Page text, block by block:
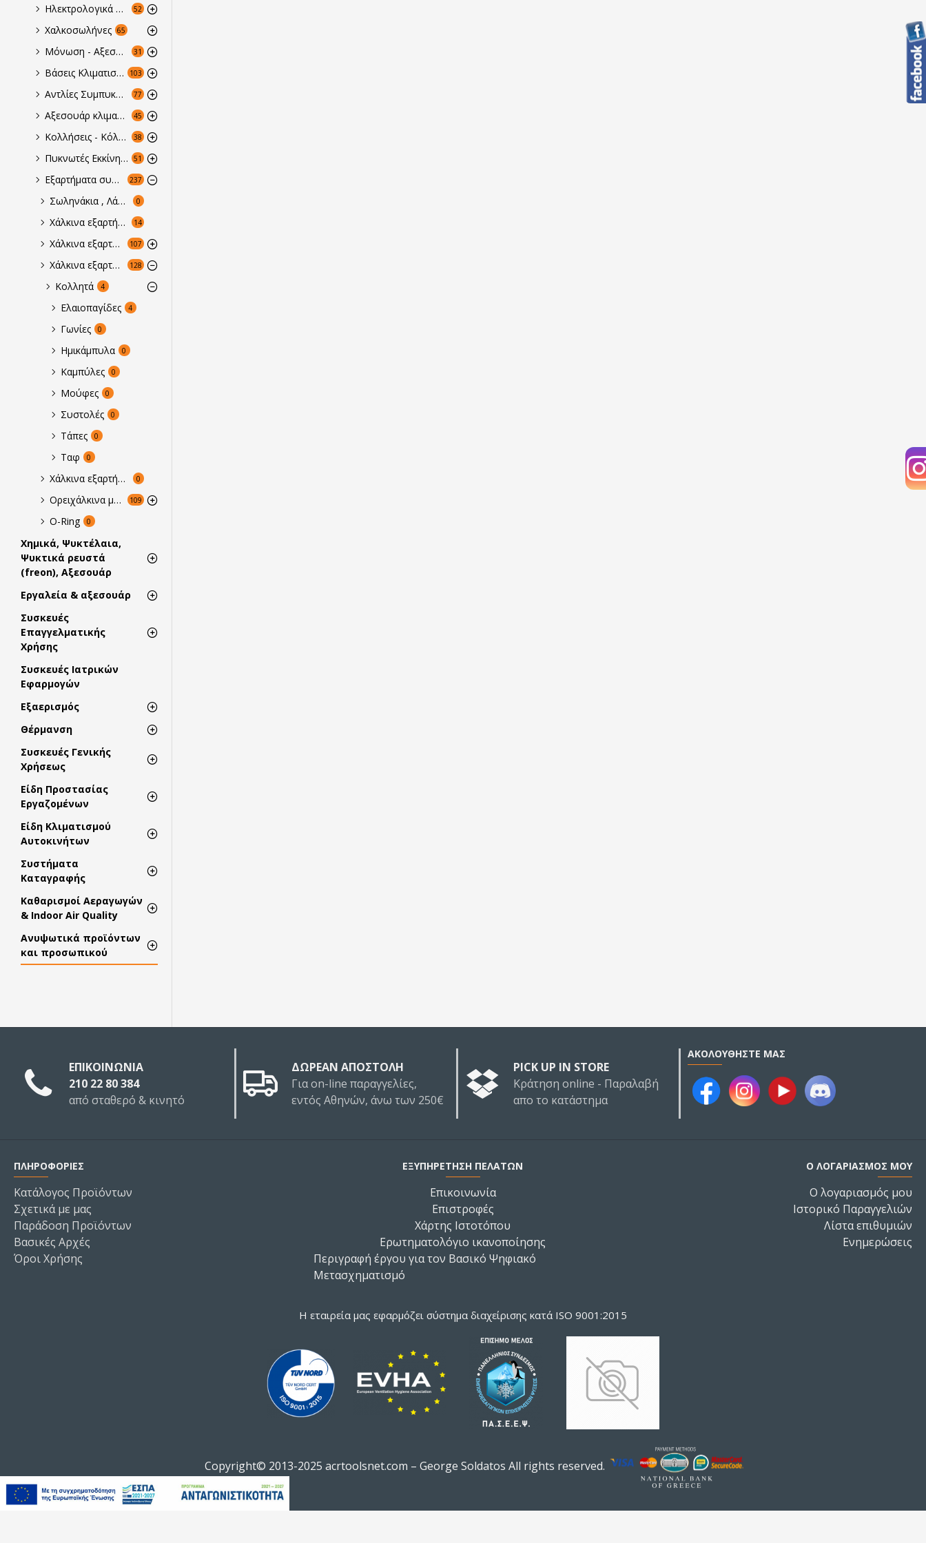
Ηλεκτρολογικά αναλώσιμα & αξεσουάρ 52
Χαλκοσωλήνες 65
Μόνωση - Αξεσουάρ 31
Βάσεις Κλιματιστικών 103
Αντλίες Συμπυκνωμάτων 77
Αξεσουάρ κλιματιστικών 45
Κολλήσεις - Κόλλες - Σφραγιστικά 38
Πυκνωτές Εκκίνησης & Λειτουργίας 51
Εξαρτήματα συνδέσεως σωληνώσεων 237
Σωληνάκια , Λάστιχα , Εξαρτήματα & λύσεις για σύνδεση αυτοματισμών Ψύξης & Κλιματισμού HVAC & R 0
Χάλκινα εξαρτήματα ''Κουμπωτά'' σε ίντσα 14
Χάλκινα εξαρτήματα ''πρεσαριστά'' RLS 107
Χάλκινα εξαρτήματα ''κολλητά'' σε ίντσα 128
Κολλητά 4
Ελαιοπαγίδες 4
Γωνίες 0
Ημικάμπυλα 0
Καμπύλες 0
Μούφες 0
Συστολές 0
Τάπες 0
Ταφ 0
Χάλκινα εξαρτήματα ''κολλητά'' σε χιλιοστά 0
Ορειχάλκινα μπρούτζινα εξαρτήματα 109
O-Ring 0
Χημικά, Ψυκτέλαια,
Ψυκτικά ρευστά
(freon), Αξεσουάρ
Εργαλεία & αξεσουάρ
Συσκευές
Επαγγελματικής
Χρήσης
Συσκευές Ιατρικών
Εφαρμογών
Εξαερισμός
Θέρμανση
Συσκευές Γενικής
Χρήσεως
Είδη Προστασίας
Εργαζομένων
Είδη Κλιματισμού
Αυτοκινήτων
Συστήματα
Καταγραφής
Καθαρισμοί Αεραγωγών
& Indoor Air Quality
Ανυψωτικά προϊόντων
και προσωπικού
ΕΠΙΚΟΙΝΩΝΙΑ
210 22 80 384
από σταθερό & κινητό
ΔΩΡΕΑΝ ΑΠΟΣΤΟΛΗ
Για on-line παραγγελίες,
εντός Αθηνών, άνω των 250€
PICK UP IN STORE
Κράτηση online - Παραλαβή
απο το κατάστημα
ΑΚΟΛΟΥΘΉΣΤΕ ΜΑΣ
ΠΛΗΡΟΦΟΡΙΕΣ
Κατάλογος Προϊόντων
Σχετικά με μας
Παράδοση Προϊόντων
Βασικές Αρχές
Όροι Χρήσης
ΕΞΥΠΗΡΕΤΗΣΗ ΠΕΛΑΤΩΝ
Επικοινωνία
Επιστροφές
Χάρτης Ιστοτόπου
Ερωτηματολόγιο ικανοποίησης
Περιγραφή έργου για τον Βασικό Ψηφιακό
Μετασχηματισμό
Ο ΛΟΓΑΡΙΑΣΜΌΣ ΜΟΥ
Ο λογαριασμός μου
Ιστορικό Παραγγελιών
Λίστα επιθυμιών
Ενημερώσεις
Η εταιρεία μας εφαρμόζει σύστημα διαχείρισης κατά ISO 9001:2015
Copyright© 2013-2025 acrtoolsnet.com – George Soldatos All rights reserved.